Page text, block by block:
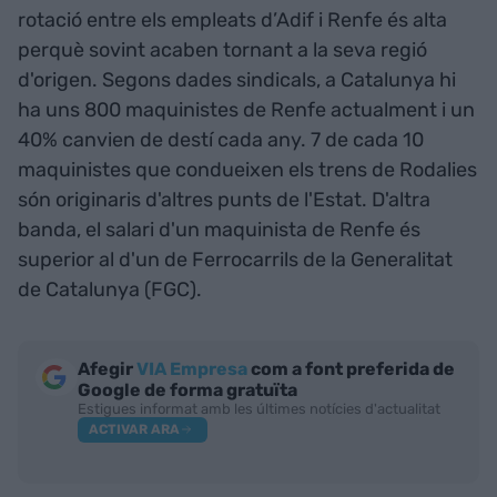
rotació entre els empleats d’Adif i Renfe és alta
perquè sovint acaben tornant a la seva regió
d'origen. Segons dades sindicals, a Catalunya hi
ha uns 800 maquinistes de Renfe actualment i un
40% canvien de destí cada any. 7 de cada 10
maquinistes que condueixen els trens de Rodalies
són originaris d'altres punts de l'Estat. D'altra
banda, el salari d'un maquinista de Renfe és
superior al d'un de Ferrocarrils de la Generalitat
de Catalunya (FGC).
AfegirVIA Empresa com a font preferida de
Google de forma gratuïta
Estigues informat amb les últimes notícies d'actualitat
ACTIVAR ARA